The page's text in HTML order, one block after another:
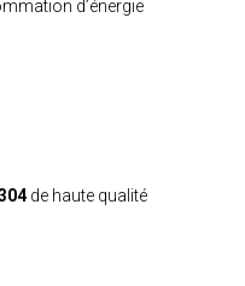
d’énergie
de haute qualité